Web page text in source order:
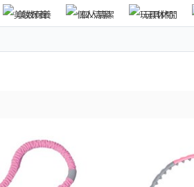
美妝保養 個人清潔 玩具休閒